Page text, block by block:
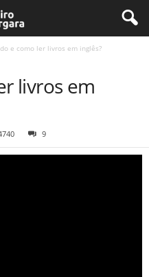
e como ler livros em inglês?
livros em
9